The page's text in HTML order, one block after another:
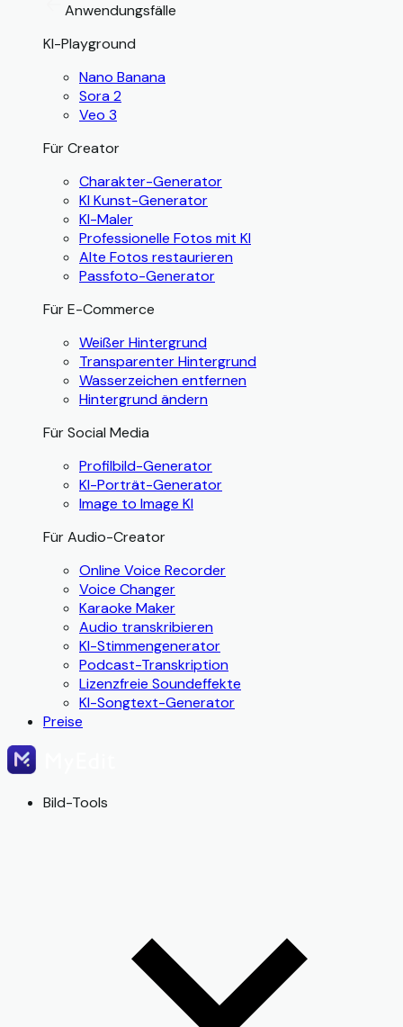
Anwendungsfälle
KI-Playground
Nano Banana
Sora 2
Veo 3
Für Creator
Charakter-Generator
KI Kunst-Generator
KI-Maler
Professionelle Fotos mit KI
Alte Fotos restaurieren
Passfoto-Generator
Für E-Commerce
Weißer Hintergrund
Transparenter Hintergrund
Wasserzeichen entfernen
Hintergrund ändern
Für Social Media
Profilbild-Generator
KI-Porträt-Generator
Image to Image KI
Für Audio-Creator
Online Voice Recorder
Voice Changer
Karaoke Maker
Audio transkribieren
KI-Stimmengenerator
Podcast-Transkription
Lizenzfreie Soundeffekte
KI-Songtext-Generator
Preise
Bild-Tools